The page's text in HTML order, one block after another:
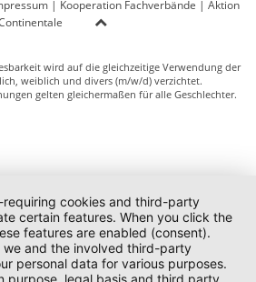
| Kooperation Fachverbände | Aktion
wird auf die gleichzeitige Verwendung der
weiblich und divers (m/w/d) verzichtet.
gelten gleichermaßen für alle Geschlechter.
requiring cookies and third-party
certain features. When you click the
features are enabled (consent).
and the involved third-party
personal data for various purposes.
purpose, legal basis and third party